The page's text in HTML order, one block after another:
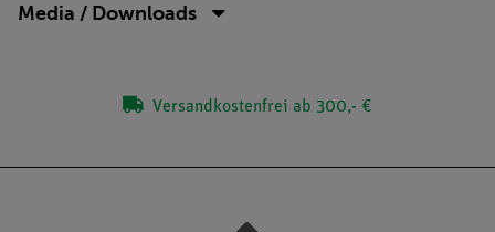
Media / Downloads
Versandkostenfrei ab 300,- €